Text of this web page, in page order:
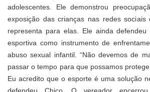
adolescentes. Ele demonstrou
exposição das crianças nas redes
representa para elas. Ele ainda
esportiva como instrumento de
abuso sexual infantil. “Não devemos de
passar o tempo para que possamos
Eu acredito que o esporte é uma solução